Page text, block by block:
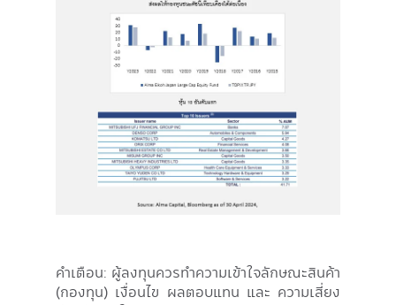
คำเตือน: ผู้ลงทุนควรทําความเข้าใจลักษณะสินค้า
(กองทุน) เงื่อนไข ผลตอบแทน และ ความเสี่ยง